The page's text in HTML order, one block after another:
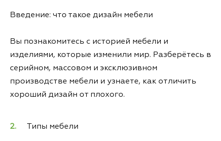
Введение: что такое дизайн мебели
Вы познакомитесь с историей мебели и
изделиями, которые изменили мир. Разберётесь в
серийном, массовом и эксклюзивном
производстве мебели и узнаете, как отличить
хороший дизайн от плохого.
Типы мебели